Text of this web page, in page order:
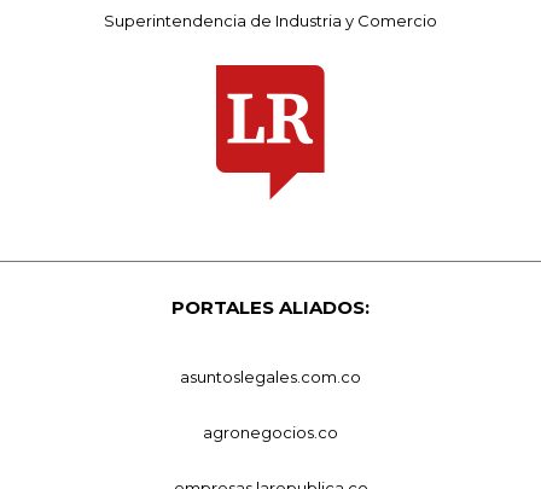
Superintendencia de Industria y Comercio
PORTALES ALIADOS:
asuntoslegales.com.co
agronegocios.co